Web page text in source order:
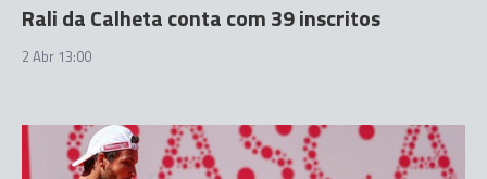
Rali da Calheta conta com 39 inscritos
2 Abr 13:00